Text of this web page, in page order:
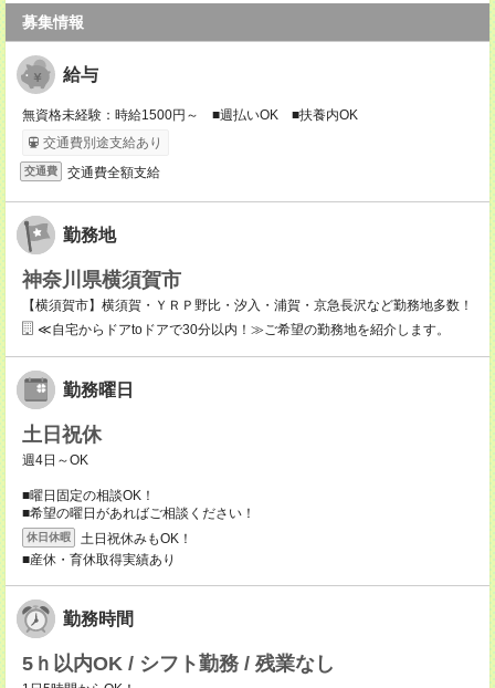
募集情報
給与
無資格未経験：時給1500円～ ■週払いOK ■扶養内OK
交通費別途支給あり
交通費 交通費全額支給
勤務地
神奈川県横須賀市
【横須賀市】横須賀・ＹＲＰ野比・汐入・浦賀・京急長沢など勤務地多数！
≪自宅からドアtoドアで30分以内！≫ご希望の勤務地を紹介します。
勤務曜日
土日祝休
週4日～OK
■曜日固定の相談OK！
■希望の曜日があればご相談ください！
休日休暇
土日祝休みもOK！
■産休・育休取得実績あり
勤務時間
5ｈ以内OK / シフト勤務 / 残業なし